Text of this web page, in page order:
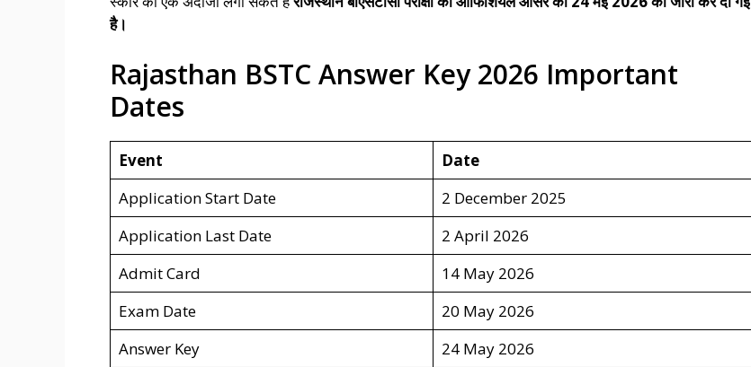
है।
Rajasthan BSTC Answer Key 2026 Important
Dates
Event
Date
Application Start Date
2 December 2025
Application Last Date
2 April 2026
Admit Card
14 May 2026
Exam Date
20 May 2026
Answer Key
24 May 2026